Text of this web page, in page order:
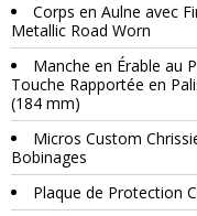
Corps en Aulne avec
Metallic Road Worn
Manche en Érable au
Touche Rapportée en
(184 mm)
Micros Custom
Bobinages
Plaque de Protection